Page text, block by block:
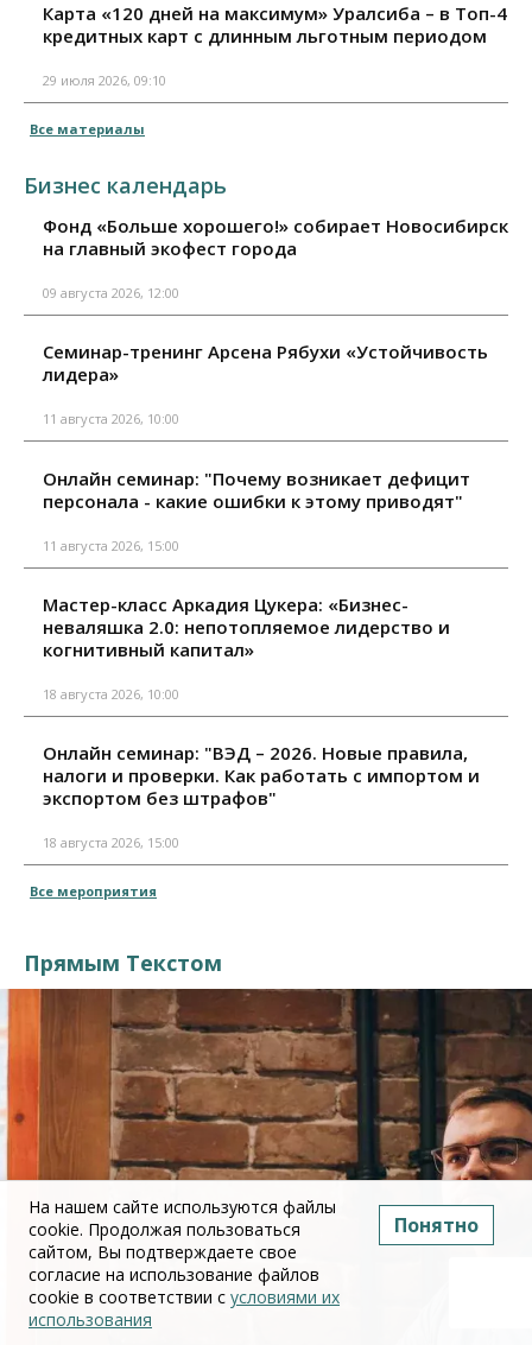
Карта «120 дней на максимум» Уралсиба – в Топ-4
кредитных карт с длинным льготным периодом
29 июля 2026, 09:10
Все материалы
Бизнес календарь
Фонд «Больше хорошего!» собирает Новосибирск
на главный экофест города
09 августа 2026, 12:00
Семинар-тренинг Арсена Рябухи «Устойчивость
лидера»
11 августа 2026, 10:00
Онлайн семинар: "Почему возникает дефицит
персонала - какие ошибки к этому приводят"
11 августа 2026, 15:00
Мастер-класс Аркадия Цукера: «Бизнес-
неваляшка 2.0: непотопляемое лидерство и
когнитивный капитал»
18 августа 2026, 10:00
Онлайн семинар: "ВЭД – 2026. Новые правила,
налоги и проверки. Как работать с импортом и
экспортом без штрафов"
18 августа 2026, 15:00
Все мероприятия
Прямым Текстом
На нашем сайте используются файлы
cookie. Продолжая пользоваться
сайтом, Вы подтверждаете свое
согласие на использование файлов
cookie в соответствии с условиями их
использования
Понятно